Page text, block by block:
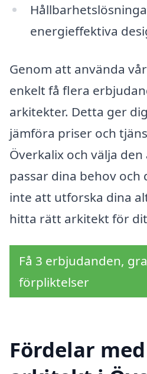
energieffektiva
Genom att använda
enkelt få flera
arkitekter. Detta ger
jämföra priser och
Överkalix och välja
passar dina behov och
inte att utforska dina
hitta rätt arkitekt för
Få 3 erbjudanden,
förpliktelser
Fördelar